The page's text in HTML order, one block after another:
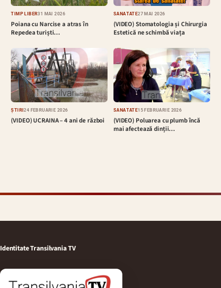
TIMP LIBER31 MAI 2026
Poiana cu Narcise a atras în
Repedea turiști…
SĂNĂTATE27 MAI 2026
(VIDEO) Stomatologia și Chirurgia
Estetică ne schimbă viața
ȘTIRI24 FEBRUARIE 2026
(VIDEO) UCRAINA – 4 ani de război
SĂNĂTATE15 FEBRUARIE 2026
(VIDEO) Poluarea cu plumb încă
mai afectează dinții…
Identitate Transilvania TV